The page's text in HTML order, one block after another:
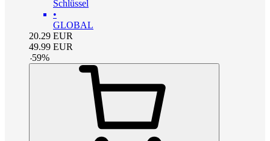
Schlüssel
•
GLOBAL
20.29 EUR
49.99 EUR
-59%